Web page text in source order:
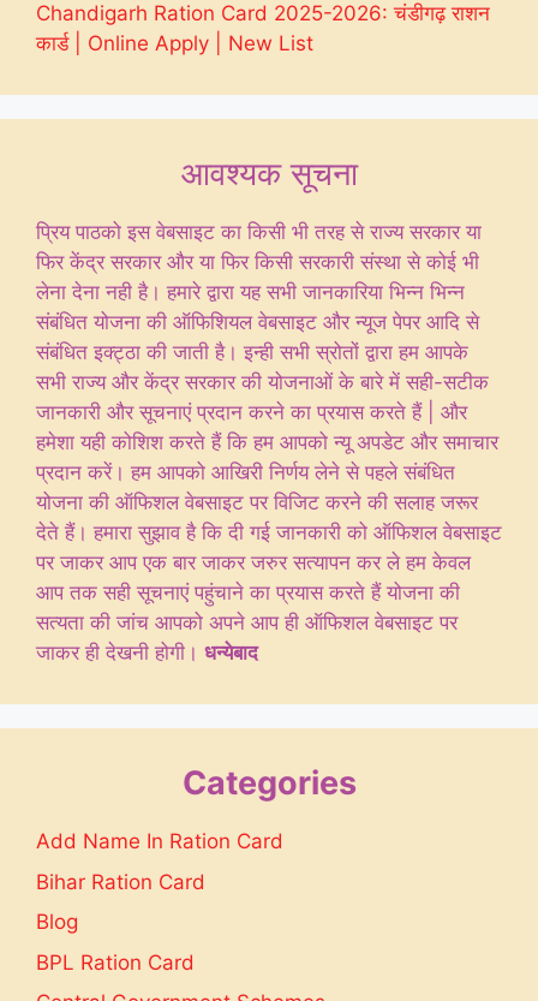
Chandigarh Ration Card 2025-2026: चंडीगढ़ राशन
कार्ड | Online Apply | New List
आवश्यक सूचना
प्रिय पाठको इस वेबसाइट का किसी भी तरह से राज्य सरकार या
फिर केंद्र सरकार और या फिर किसी सरकारी संस्था से कोई भी
लेना देना नही है। हमारे द्वारा यह सभी जानकारिया भिन्न भिन्न
संबंधित योजना की ऑफिशियल वेबसाइट और न्यूज पेपर आदि से
संबंधित इक्ट्ठा की जाती है। इन्ही सभी स्रोतों द्वारा हम आपके
सभी राज्य और केंद्र सरकार की योजनाओं के बारे में सही-सटीक
जानकारी और सूचनाएं प्रदान करने का प्रयास करते हैं | और
हमेशा यही कोशिश करते हैं कि हम आपको न्यू अपडेट और समाचार
प्रदान करें। हम आपको आखिरी निर्णय लेने से पहले संबंधित
योजना की ऑफिशल वेबसाइट पर विजिट करने की सलाह जरूर
देते हैं। हमारा सुझाव है कि दी गई जानकारी को ऑफिशल वेबसाइट
पर जाकर आप एक बार जाकर जरुर सत्यापन कर ले हम केवल
आप तक सही सूचनाएं पहुंचाने का प्रयास करते हैं योजना की
सत्यता की जांच आपको अपने आप ही ऑफिशल वेबसाइट पर
जाकर ही देखनी होगी। धन्येबाद
Categories
Add Name In Ration Card
Bihar Ration Card
Blog
BPL Ration Card